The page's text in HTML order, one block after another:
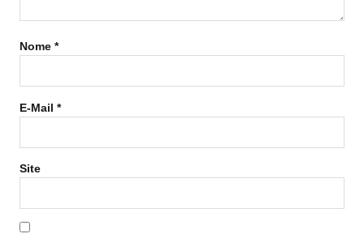
Nome *
E-Mail *
Site